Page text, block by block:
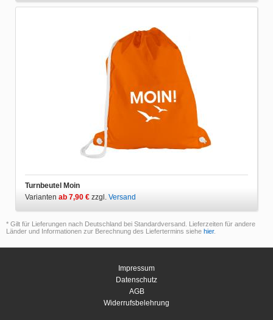
Turnbeutel Moin
Varianten ab 7,90 € zzgl. Versand
* Gilt für Lieferungen nach Deutschland bei Standardversand. Lieferzeiten für andere
Länder und Informationen zur Berechnung des Liefertermins siehe hier.
Impressum
Datenschutz
AGB
Widerrufsbelehrung